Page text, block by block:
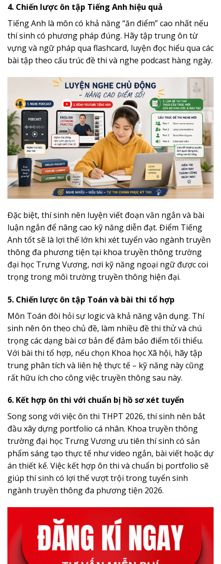
4. Chiến lược ôn tập Tiếng Anh hiệu quả
Tiếng Anh là môn có khả năng “ăn điểm” cao nhất nếu
thí sinh có phương pháp đúng. Hãy tập trung ôn từ
vựng và ngữ pháp qua flashcard, luyện đọc hiểu qua các
bài tập theo cấu trúc đề thi và nghe podcast hàng ngày.
Đặc biệt, thí sinh nên luyện viết đoạn văn ngắn và bài
luận ngắn để nâng cao kỹ năng diễn đạt. Điểm Tiếng
Anh tốt sẽ là lợi thế lớn khi xét tuyển vào ngành truyền
thông đa phương tiện tại khoa truyền thông trường
đại học Trưng Vương, nơi kỹ năng ngoại ngữ được coi
trọng trong môi trường truyền thông hiện đại.
5. Chiến lược ôn tập Toán và bài thi tổ hợp
Môn Toán đòi hỏi sự logic và khả năng vận dụng. Thí
sinh nên ôn theo chủ đề, làm nhiều đề thi thử và chú
trọng các dạng bài cơ bản để đảm bảo điểm tối thiểu.
Với bài thi tổ hợp, nếu chọn Khoa học Xã hội, hãy tập
trung phân tích và liên hệ thực tế – kỹ năng này cũng
rất hữu ích cho công việc truyền thông sau này.
6. Kết hợp ôn thi với chuẩn bị hồ sơ xét tuyển
Song song với việc ôn thi THPT 2026, thí sinh nên bắt
đầu xây dựng portfolio cá nhân. Khoa truyền thông
trường đại học Trưng Vương ưu tiên thí sinh có sản
phẩm sáng tạo thực tế như video ngắn, bài viết hoặc dự
án thiết kế. Việc kết hợp ôn thi và chuẩn bị portfolio sẽ
giúp thí sinh có lợi thế vượt trội trong tuyển sinh
ngành truyền thông đa phương tiện 2026.